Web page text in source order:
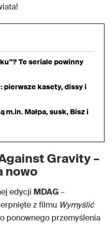
Te seriale powinny
pierwsze kasety, dissy i
m.in. Małpa, susk, Bisz i
Gravity –
nowo
edycji MDAG–
z filmu Wymyślić
ponownego przemyślenia